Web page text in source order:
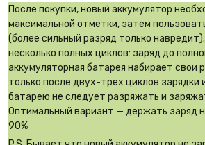
После покупки, новый аккумулятор
максимальной отметки, затем
(более сильный разряд только
несколько полных циклов: заряд до
аккумуляторная батарея набирает свои
только после двух-трех циклов зарядки
батарею не следует разряжать и
Оптимальный вариант — держать заряд
90%